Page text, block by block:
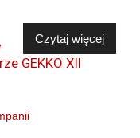
Czytaj więcej
GEKKO XII